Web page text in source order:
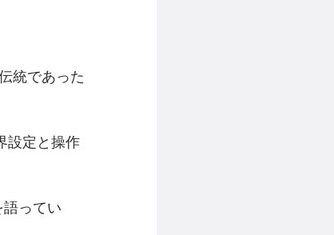
統であった
設定と操作
ってい